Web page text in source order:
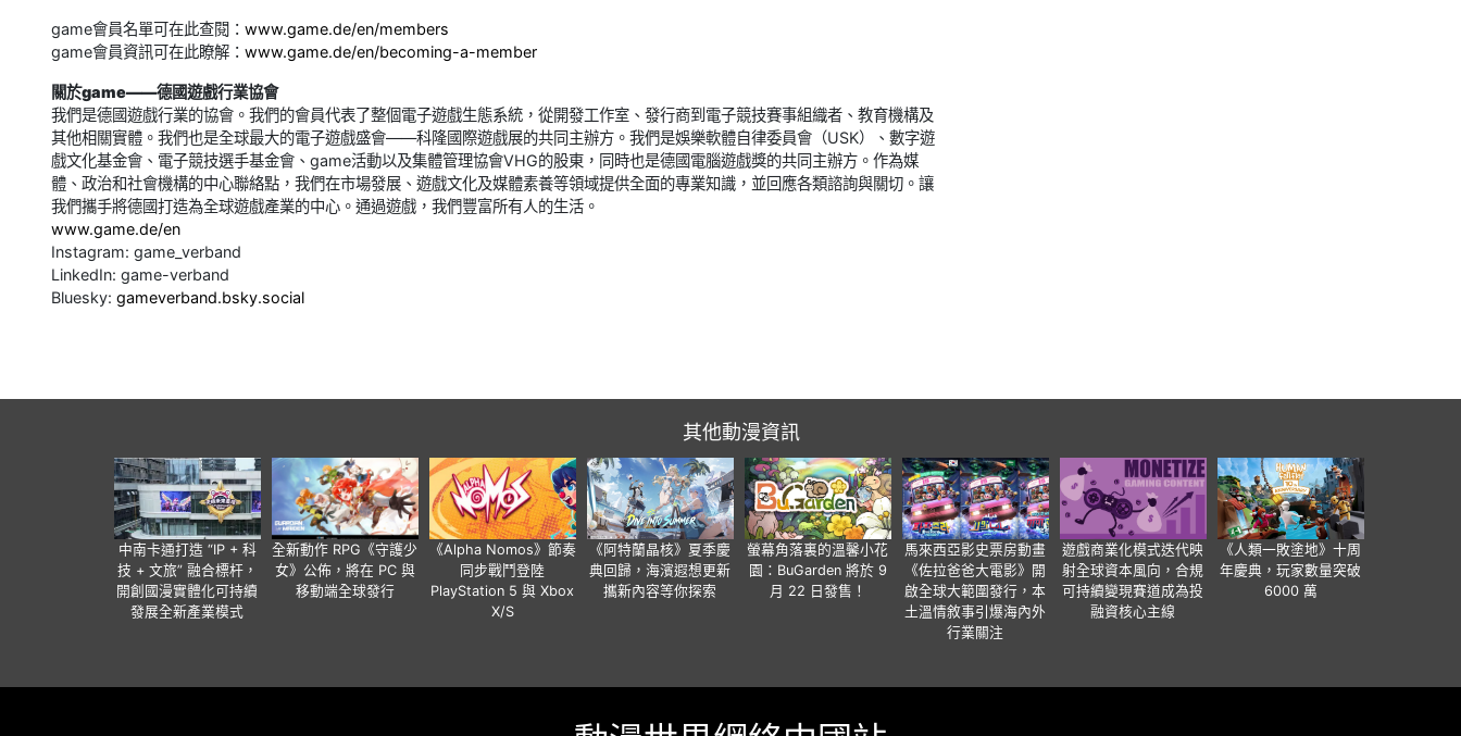
game會員名單可在此查閱： www.game.de/en/members
game會員資訊可在此瞭解： www.game.de/en/becoming-a-member
關於game——德國遊戲行業協會
我們是德國遊戲行業的協會。我們的會員代表了整個電子遊戲生態系統，從開發工作室、發行商到電子競技賽事組織者、教育機構及
其他相關實體。我們也是全球最大的電子遊戲盛會——科隆國際遊戲展的共同主辦方。我們是娛樂軟體自律委員會（USK）、數字遊
戲文化基金會、電子競技選手基金會、game活動以及集體管理協會VHG的股東，同時也是德國電腦遊戲獎的共同主辦方。作為媒
體、政治和社會機構的中心聯絡點，我們在市場發展、遊戲文化及媒體素養等領域提供全面的專業知識，並回應各類諮詢與關切。讓
我們攜手將德國打造為全球遊戲產業的中心。通過遊戲，我們豐富所有人的生活。
www.game.de/en
Instagram: game_verband
LinkedIn: game-verband
Bluesky: gameverband.bsky.social
其他動漫資訊
中南卡通打造 “IP + 科
技 + 文旅” 融合標杆，
開創國漫實體化可持續
發展全新產業模式
全新動作 RPG《守護少
女》公佈，將在 PC 與
移動端全球發行
《Alpha Nomos》節奏
同步戰鬥登陸
PlayStation 5 與 Xbox
X/S
《阿特蘭晶核》夏季慶
典回歸，海濱遐想更新
攜新內容等你探索
螢幕角落裏的溫馨小花
園：BuGarden 將於 9
月 22 日發售！
馬來西亞影史票房動畫
《佐拉爸爸大電影》開
啟全球大範圍發行，本
土溫情敘事引爆海內外
行業關注
遊戲商業化模式迭代映
射全球資本風向，合規
可持續變現賽道成為投
融資核心主線
《人類一敗塗地》十周
年慶典，玩家數量突破
6000 萬